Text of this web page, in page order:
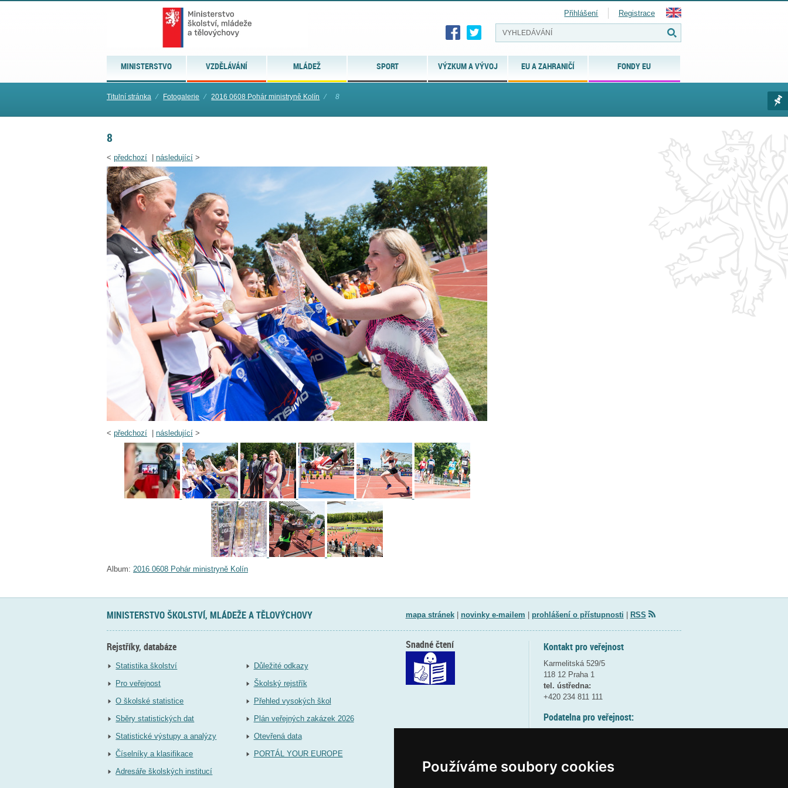
Používáme soubory cookies
MINISTERSTVO VZDĚLÁVÁNÍ MLÁDEŽ SPORT VÝZKUM A VÝVOJ EU A ZAHRANIČÍ FONDY EU
Přihlášení Registrace
Titulní stránka ⁄ Fotogalerie ⁄ 2016 0608 Pohár ministryně Kolín ⁄ 8
8
< předchozí následující >
< předchozí následující >
Album: 2016 0608 Pohár ministryně Kolín
MINISTERSTVO ŠKOLSTVÍ, MLÁDEŽE A TĚLOVÝCHOVY mapa stránek| novinky e-mailem prohlášení o přístupnosti RSS
Rejstříky, databáze
Statistika školství
Pro veřejnost
O školské statistice
Sběry statistických dat
Statistické výstupy a analýzy
Číselníky a klasifikace
Adresáře školských institucí
Důležité odkazy
Školský rejstřík
Přehled vysokých škol
Plán veřejných zakázek 2026
Otevřená data
PORTÁL YOUR EUROPE
Kontakt pro veřejnost
Karmelitská 529/5
118 12 Praha 1
tel. ústředna:
+420 234 811 111
Podatelna pro veřejnost:
Snadné čtení